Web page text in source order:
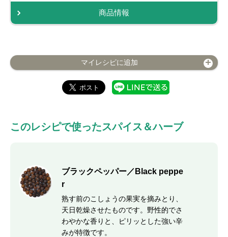
商品情報
マイレシピに追加
このレシピで使ったスパイス＆ハーブ
ブラックペッパー／Black peppe
r
熟す前のこしょうの果実を摘みとり、
天日乾燥させたものです。野性的でさ
わやかな香りと、ピリッとした強い辛
みが特徴です。